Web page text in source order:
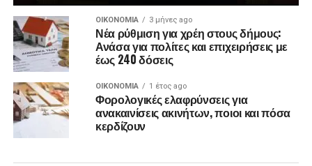
ΟΙΚΟΝΟΜΊΑ 3 μήνες ago
Νέα ρύθμιση για χρέη στους δήμους:
Ανάσα για πολίτες και επιχειρήσεις με
έως 240 δόσεις
ΟΙΚΟΝΟΜΊΑ 1 έτος ago
Φορολογικές ελαφρύνσεις για
ανακαινίσεις ακινήτων, ποιοι και πόσα
κερδίζουν